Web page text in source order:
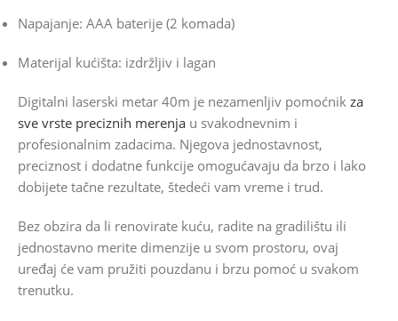
Napajanje: AAA baterije (2 komada)
Materijal kućišta: izdržljiv i lagan
Digitalni laserski metar 40m je nezamenljiv pomoćnik za
sve vrste preciznih merenja u svakodnevnim i
profesionalnim zadacima. Njegova jednostavnost,
preciznost i dodatne funkcije omogućavaju da brzo i lako
dobijete tačne rezultate, štedeći vam vreme i trud.
Bez obzira da li renovirate kuću, radite na gradilištu ili
jednostavno merite dimenzije u svom prostoru, ovaj
uređaj će vam pružiti pouzdanu i brzu pomoć u svakom
trenutku.